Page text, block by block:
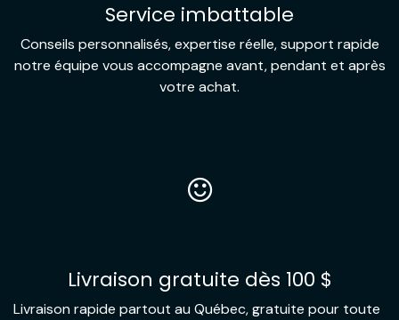
Service imbattable
Conseils personnalisés, expertise réelle, support rapide
notre équipe vous accompagne avant, pendant et après
votre achat.
Livraison gratuite dès 100 $
Livraison rapide partout au Québec, gratuite pour toute